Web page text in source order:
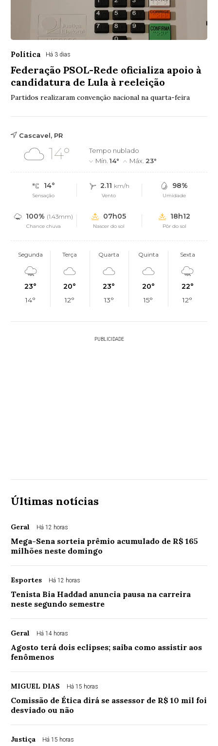
Política Há 3 dias
Federação PSOL-Rede oficializa apoio à
candidatura de Lula à reeleição
Partidos realizaram convenção nacional na quarta-feira
Cascavel, PR
14°
Tempo nublado
Mín.14° Máx. 23°
14°
Sensação
2.11 km/h
Vento
98%
Umidade
100% (1.43mm)
Chance chuva
07h05
Nascer do sol
18h12
Pôr do sol
Segunda
23°
14°
Terça
20°
12°
Quarta
23°
13°
Quinta
20°
15°
Sexta
22°
12°
PUBLICIDADE
Últimas notícias
Geral Há 12 horas
Mega-Sena sorteia prêmio acumulado de R$ 165
milhões neste domingo
Esportes Há 12 horas
Tenista Bia Haddad anuncia pausa na carreira
neste segundo semestre
Geral Há 14 horas
Agosto terá dois eclipses; saiba como assistir aos
fenômenos
MIGUEL DIAS Há 15 horas
Comissão de Ética dirá se assessor de R$ 10 mil foi
desviado ou não
Justiça Há 15 horas